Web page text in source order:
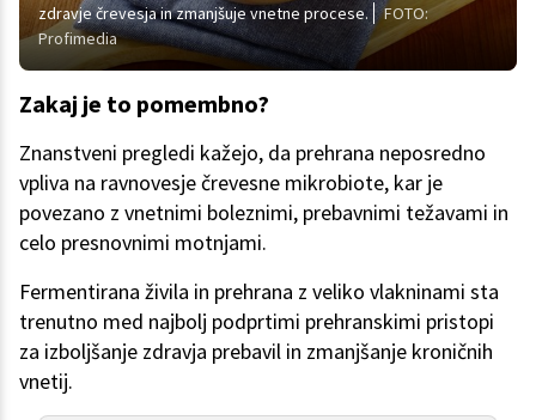
zdravje črevesja in zmanjšuje vnetne procese.
FOTO:
Profimedia
Zakaj je to pomembno?
Znanstveni pregledi kažejo, da prehrana neposredno
vpliva na ravnovesje črevesne mikrobiote, kar je
povezano z vnetnimi boleznimi, prebavnimi težavami in
celo presnovnimi motnjami.
Fermentirana živila in prehrana z veliko vlakninami sta
trenutno med najbolj podprtimi prehranskimi pristopi
za izboljšanje zdravja prebavil in zmanjšanje kroničnih
vnetij.